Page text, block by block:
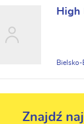
High
Bielsko-
Znajdź